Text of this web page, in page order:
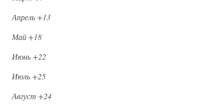
Апрель +13
Май +18
Июнь +22
Июль +25
Август +24